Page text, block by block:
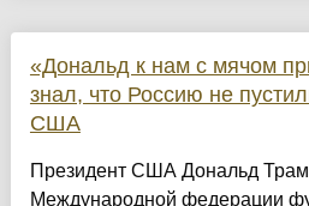
«Дональд к нам с мячом
знал, что Россию не
США
Президент США Дональд
Международной федерации